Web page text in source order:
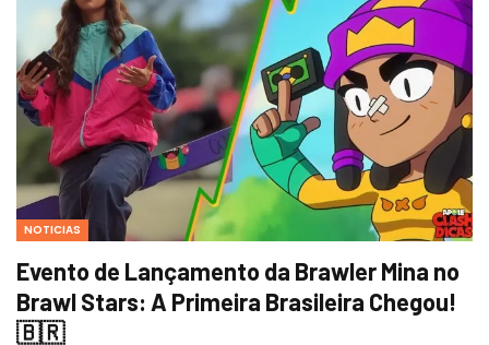
NOTICIAS
Evento de Lançamento da Brawler Mina no
Brawl Stars: A Primeira Brasileira Chegou!
🇧🇷